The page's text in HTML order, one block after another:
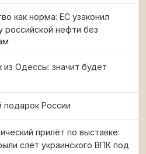
как норма: ЕС узаконил
нефти без
из Одессы: значит будет
подарок России
прилёт по выставке:
слёт украинского ВПК под